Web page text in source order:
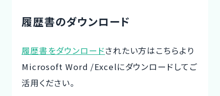
履歴書のダウンロード
履歴書をダウンロードされたい方はこちらより
Microsoft Word /Excelにダウンロードしてご
活用ください。